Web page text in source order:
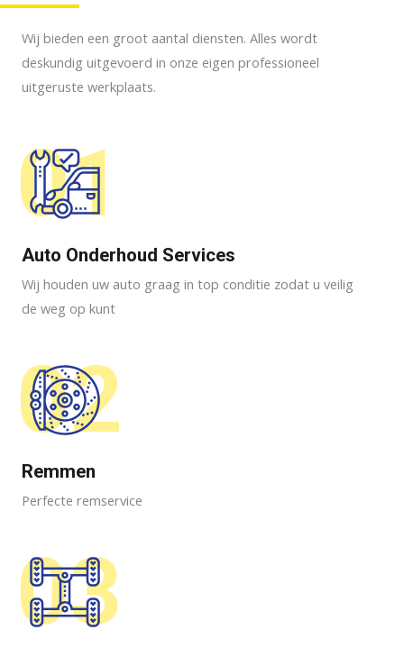
Wij bieden een groot aantal diensten. Alles wordt
deskundig uitgevoerd in onze eigen professioneel
uitgeruste werkplaats.
01
Auto Onderhoud Services
Wij houden uw auto graag in top conditie zodat u veilig
de weg op kunt
02
Remmen
Perfecte remservice
03